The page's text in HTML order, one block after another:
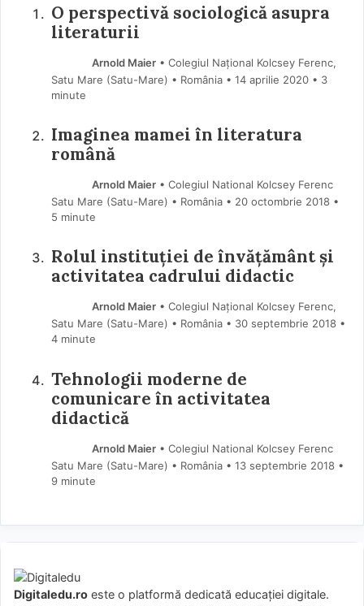
O perspectivă sociologică asupra
literaturii
Arnold Maier• Colegiul Național Kolcsey Ferenc,
Satu Mare (Satu-Mare) • România
14 aprilie 2020 • 3
minute
Imaginea mamei în literatura
română
Arnold Maier• Colegiul National Kolcsey Ferenc
Satu Mare (Satu-Mare) • România
20 octombrie 2018 •
5 minute
Rolul instituției de învățământ și
activitatea cadrului didactic
Arnold Maier• Colegiul Național Kolcsey Ferenc,
Satu Mare (Satu-Mare) • România
30 septembrie 2018 •
4 minute
Tehnologii moderne de
comunicare în activitatea
didactică
Arnold Maier• Colegiul National Kolcsey Ferenc
Satu Mare (Satu-Mare) • România
13 septembrie 2018 •
9 minute
Digitaledu.ro este o platformă dedicată educației digitale.